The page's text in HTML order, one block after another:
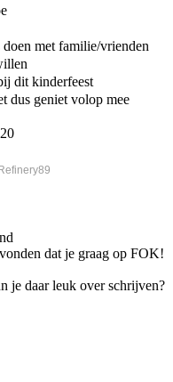
met familie/vrienden
dit kinderfeest
dus geniet volop mee
dat je graag op FOK!
je daar leuk over schrijven?